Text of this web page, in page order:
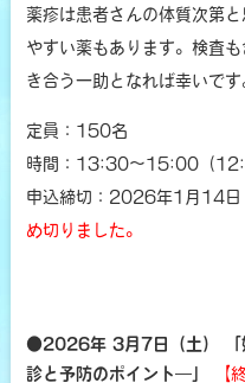
薬疹は患者さんの体質次第と
やすい薬もあります。検査
き合う一助となれば幸いです
定員：150名
時間：13:30～15:00（
申込締切：2026年1月14
め切りました。
●2026年 3月7日（土） 「
診と予防のポイント―」
【